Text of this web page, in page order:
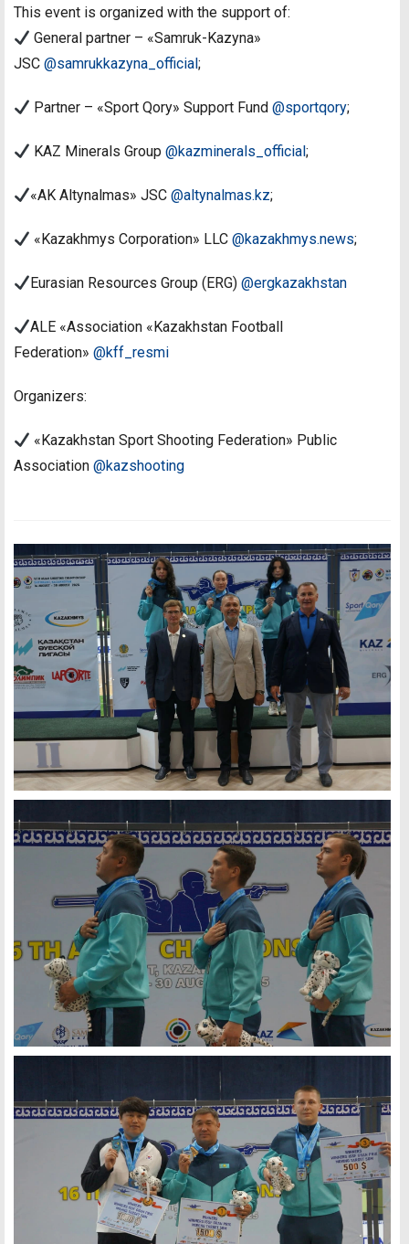
This event is organized with the support of:
General partner – «Samruk-Kazyna»
JSC @samrukkazyna_official ;
Partner – «Sport Qory» Support Fund@sportqory;
KAZ Minerals Group@kazminerals_official;
«AK Altynalmas» JSC@altynalmas.kz;
«Kazakhmys Corporation» LLC@kazakhmys.news;
Eurasian Resources Group (ERG)@ergkazakhstan
ALE «Association «Kazakhstan Football
Federation» @kff_resmi
Organizers:
«Kazakhstan Sport Shooting Federation» Public
Association @kazshooting